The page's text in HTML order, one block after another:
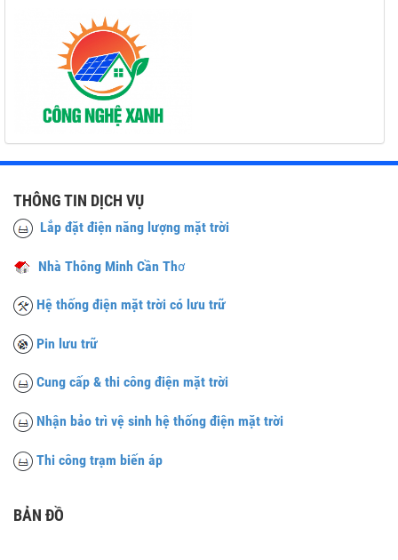
THÔNG TIN DỊCH VỤ
Lắp đặt điện năng lượng mặt trời
Nhà Thông Minh Cần Thơ
Hệ thống điện mặt trời có lưu trữ
Pin lưu trữ
Cung cấp & thi công điện mặt trời
Nhận bảo trì vệ sinh hệ thống điện mặt trời
Thi công trạm biến áp
BẢN ĐỒ